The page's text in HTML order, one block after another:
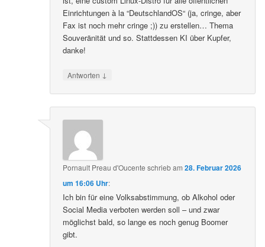
Einrichtungen à la “DeutschlandOS“ (ja, cringe, aber
Fax ist noch mehr cringe ;)) zu erstellen… Thema
Souveränität und so. Stattdessen KI über Kupfer,
danke!
Antworten ↓
Pornault Preau d'Oucente schriebam28. Februar 2026
um 16:06 Uhr:
Ich bin für eine Volksabstimmung, ob Alkohol oder
Social Media verboten werden soll – und zwar
möglichst bald, so lange es noch genug Boomer
gibt.